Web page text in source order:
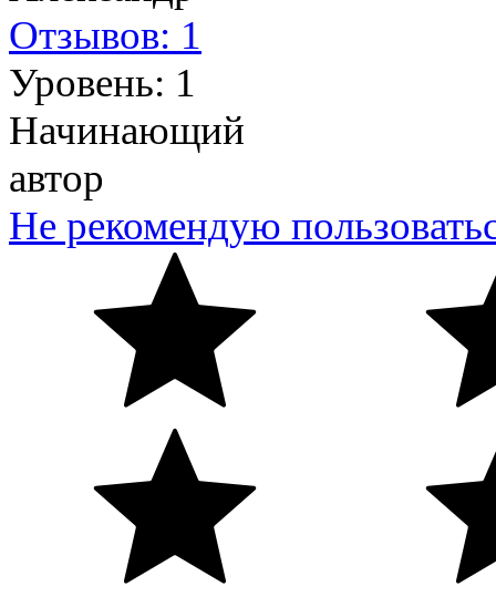
Отзывов: 1
Уровень: 1
Начинающий
автор
Не рекомендую